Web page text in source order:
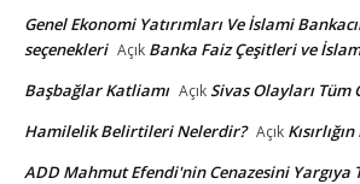
Genel Ekonomi Yatırımları Ve İslami
seçenekleri Açık Banka Faiz Çeşitleri ve
Başbağlar Katliamı AçıkSivas Olayları Tüm
Hamilelik Belirtileri Nelerdir? Açık
ADD Mahmut Efendi'nin Cenazesini Yargıya